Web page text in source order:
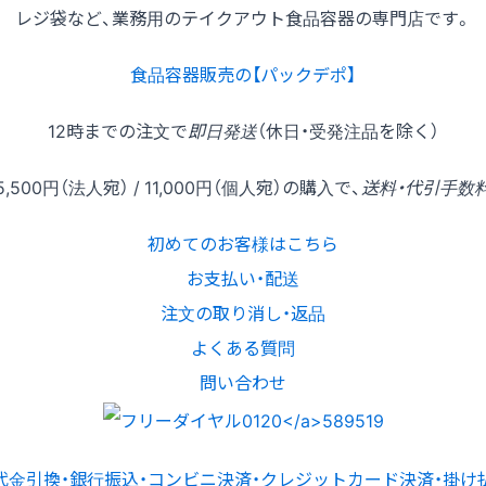
レジ袋など、業務用のテイクアウト食品容器の専門店です。
食品容器販売の【パックデポ】
12時までの注文で即日発送（休日・受発注品を除く）
円（法人宛） / 11,000円（個人宛）の購入で、 送料・代引手数
初めてのお客様はこちら
お支払い・配送
注文の取り消し・返品
よくある質問
問い合わせ